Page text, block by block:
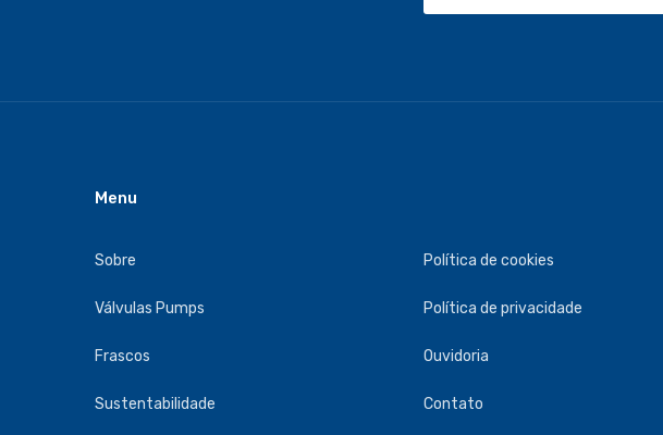
Menu
Sobre
Válvulas Pumps
Frascos
Sustentabilidade
Política de cookies
Política de privacidade
Ouvidoria
Contato